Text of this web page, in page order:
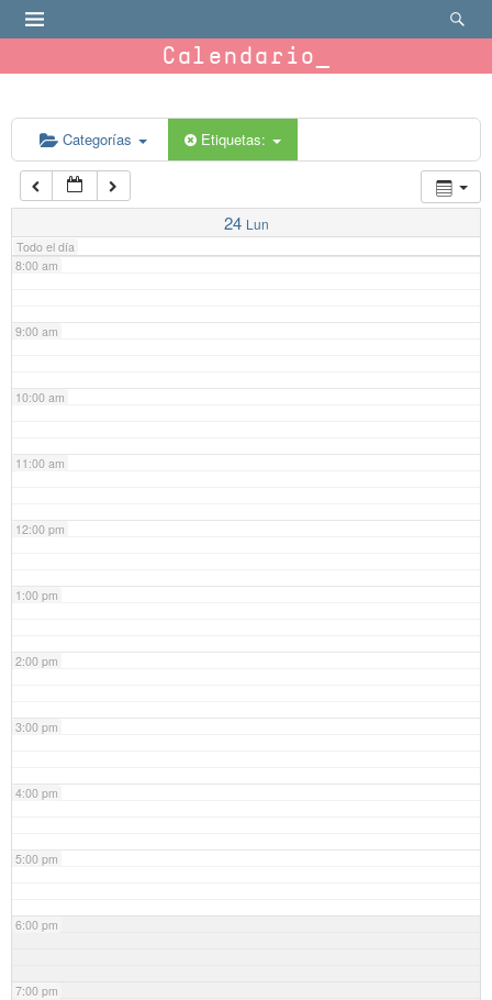
Calendario
Categorías Etiquetas:
24 Lun
Todo el día
6:00 am
7:00 am
8:00 am
9:00 am
10:00 am
11:00 am
12:00 pm
1:00 pm
2:00 pm
3:00 pm
4:00 pm
5:00 pm
6:00 pm
7:00 pm